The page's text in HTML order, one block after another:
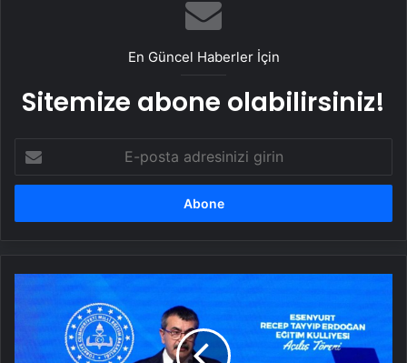
En Güncel Haberler İçin
Sitemize abone olabilirsiniz!
posta
adresinizi